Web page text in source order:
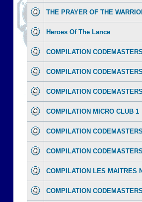
THE PRAYER OF THE
Heroes Of The Lance
COMPILATION
COMPILATION
COMPILATION
COMPILATION MICRO CLUB 1
COMPILATION
COMPILATION
COMPILATION LES MAITRES
COMPILATION